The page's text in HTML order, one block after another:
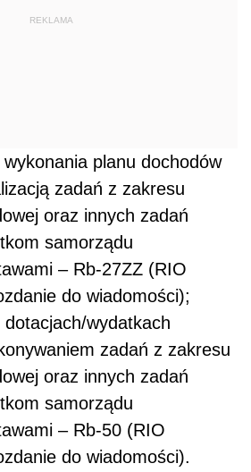
REKLAMA
planu dochodów
zadań z zakresu
oraz innych zadań
samorządu
– Rb-27ZZ (RIO
do wiadomości);
wydatkach
zadań z zakresu
oraz innych zadań
samorządu
– Rb-50 (RIO
do wiadomości).